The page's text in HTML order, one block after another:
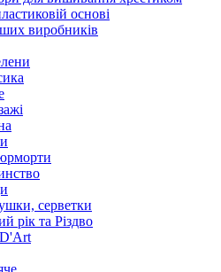
основі
виробників
серветки
рік та Різдво